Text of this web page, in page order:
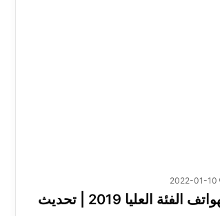
2022-01-10
جدول مقارنة لهواتف الفئة العليا 2019 | تحديث